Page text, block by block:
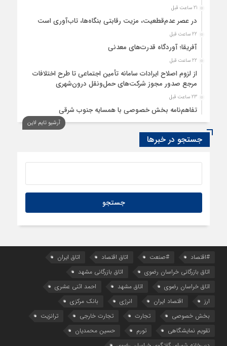
21 ساعت قبل
در عصر عدم‌قطعیت، مزیت رقابتی بنگاه‌ها، تاب‌آوری است
22 ساعت قبل
آفریقا؛ آوردگاه قدرت‌های معدنی
22 ساعت قبل
از لزوم اصلاح ایرادات سامانه تأمین اجتماعی تا طرح اختلافات
مرجع صدور مجوز شرکت‌های حمل‌ونقل درون‌شهری
23 ساعت قبل
تفاهم‌نامه بخش خصوصی با همسایه جنوب شرقی
1 روز قبل
سود اقتصاد‌ها از هوش مصنوعی
آرشیو تایم لاین
جستجو در خبرها
#اقتصاد #صنعت اتاق اقتصاد
اتاق ایران
اتاق بازرگانی خراسان رضوی
اتاق بازرگانی مشهد
اتاق خراسان رضوی
اتاق مشهد
احمد اثنی عشری
ارز
اقتصاد ایران انرژی
بانک مرکزی
بخش خصوصی
تجارت تجارت خارجی
ترانزیت
تقویم نمایشگاهی
تورم
حسین محمدیان